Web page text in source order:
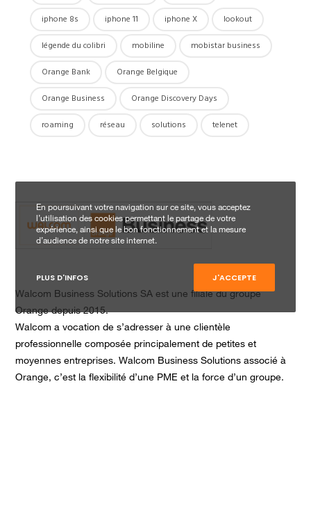
iphone 8s
iphone 11 iphone X
lookout
légende du colibri
mobiline
mobistar business
Orange Bank
Orange Belgique
Orange Business
Orange Discovery Days
roaming
réseau solutions telenet
Walcom Business Solutions SA est une filiale du groupe
Orange depuis 2015.
Walcom a vocation de s’adresser à une clientèle
professionnelle composée principalement de petites et
moyennes entreprises. Walcom Business Solutions associé à
Orange, c’est la flexibilité d’une PME et la force d’un groupe.
En poursuivant votre navigation sur ce site, vous acceptez
l’utilisation des cookies permettant le partage de votre
expérience, ainsi que le bon fonctionnement et la mesure
d’audience de notre site internet.
PLUS D'INFOS J'ACCEPTE